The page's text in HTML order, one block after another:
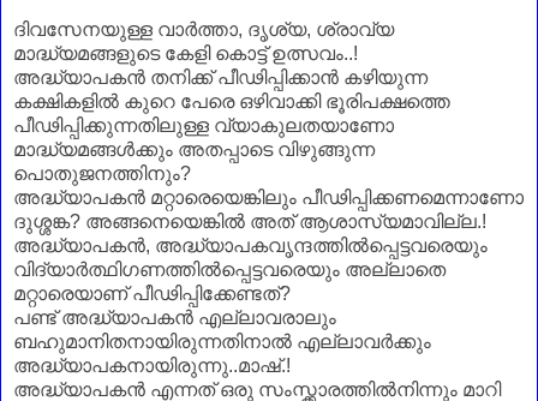
ദിവസേനയുള്ള വാർത്താ, ദൃശ്യ, ശ്രാവ്യ
മാദ്ധ്യമങ്ങളുടെ കേളി കൊട്ട് ഉത്സവം..!
അദ്ധ്യാപകൻ തനിക്ക് പീഢിപ്പിക്കാൻ കഴിയുന്ന
കക്ഷികളിൽ കുറെ പേരെ ഒഴിവാക്കി ഭൂരിപക്ഷത്തെ
പീഢിപ്പിക്കുന്നതിലുള്ള വ്യാകുലതയാണോ
മാദ്ധ്യമങ്ങൾക്കും അതപ്പാടെ വിഴുങ്ങുന്ന
പൊതുജനത്തിനും?
അദ്ധ്യാപകൻ മറ്റാരെയെങ്കിലും പീഢിപ്പിക്കണമെന്നാണോ
ദുശ്ശങ്ക? അങ്ങനെയെങ്കിൽ അത് ആശാസ്യമാവില്ല.!
അദ്ധ്യാപകൻ, അദ്ധ്യാപകവൃന്ദത്തിൽപ്പെട്ടവരെയും
വിദ്യാർത്ഥിഗണത്തിൽപ്പെട്ടവരെയും അല്ലാതെ
മറ്റാരെയാണ്‌ പീഢിപ്പിക്കേണ്ടത്?
പണ്ട് അദ്ധ്യാപകൻ എല്ലാവരാലും
ബഹുമാനിതനായിരുന്നതിനാൽ എല്ലാവർക്കും
അദ്ധ്യാപകനായിരുന്നു..മാഷ്.!
അദ്ധ്യാപകൻ എന്നത് ഒരു സംസ്ക്കാരത്തിൽനിന്നും മാറി